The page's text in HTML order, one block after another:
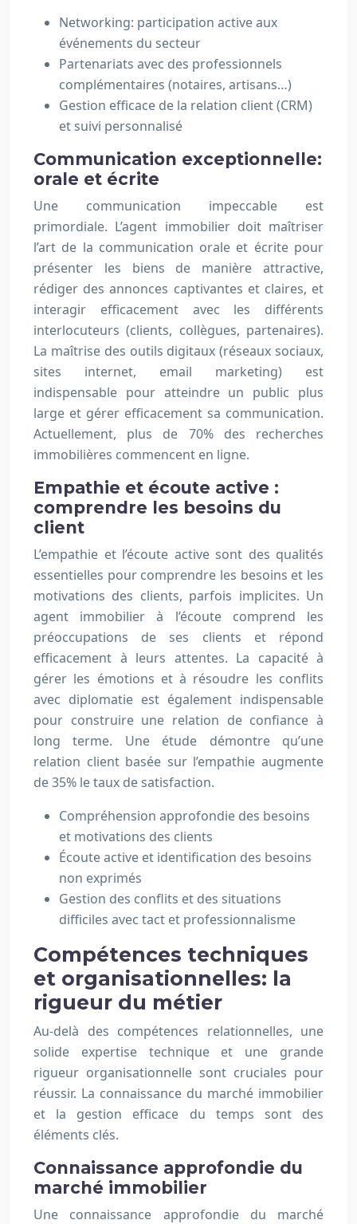
Networking: participation active aux
événements du secteur
Partenariats avec des professionnels
complémentaires (notaires, artisans…)
Gestion efficace de la relation client (CRM)
et suivi personnalisé
Communication exceptionnelle:
orale et écrite
Une communication impeccable est
primordiale. L’agent immobilier doit maîtriser
l’art de la communication orale et écrite pour
présenter les biens de manière attractive,
rédiger des annonces captivantes et claires, et
interagir efficacement avec les différents
interlocuteurs (clients, collègues, partenaires).
La maîtrise des outils digitaux (réseaux sociaux,
sites internet, email marketing) est
indispensable pour atteindre un public plus
large et gérer efficacement sa communication.
Actuellement, plus de 70% des recherches
immobilières commencent en ligne.
Empathie et écoute active :
comprendre les besoins du
client
L’empathie et l’écoute active sont des qualités
essentielles pour comprendre les besoins et les
motivations des clients, parfois implicites. Un
agent immobilier à l’écoute comprend les
préoccupations de ses clients et répond
efficacement à leurs attentes. La capacité à
gérer les émotions et à résoudre les conflits
avec diplomatie est également indispensable
pour construire une relation de confiance à
long terme. Une étude démontre qu’une
relation client basée sur l’empathie augmente
de 35% le taux de satisfaction.
Compréhension approfondie des besoins
et motivations des clients
Écoute active et identification des besoins
non exprimés
Gestion des conflits et des situations
difficiles avec tact et professionnalisme
Compétences techniques
et organisationnelles: la
rigueur du métier
Au-delà des compétences relationnelles, une
solide expertise technique et une grande
rigueur organisationnelle sont cruciales pour
réussir. La connaissance du marché immobilier
et la gestion efficace du temps sont des
éléments clés.
Connaissance approfondie du
marché immobilier
Une connaissance approfondie du marché